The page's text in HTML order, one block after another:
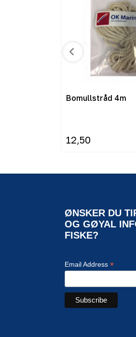
Bomullstråd 4m
12,50
ØNSKER DU
OG GØYAL
FISKE?
Email Address *